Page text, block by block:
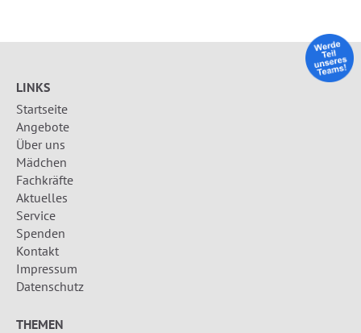
LINKS
Startseite
Angebote
Über uns
Mädchen
Fachkräfte
Aktuelles
Service
Spenden
Kontakt
Impressum
Datenschutz
THEMEN